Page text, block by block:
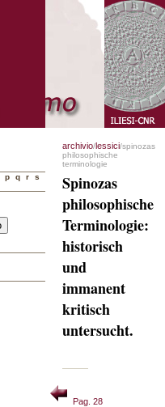
p q r
s
archivio/lessici/spinozas
philosophische
terminologie
Spinozas
philosophische
Terminologie:
historisch
und
immanent
kritisch
untersucht.
Pag. 28